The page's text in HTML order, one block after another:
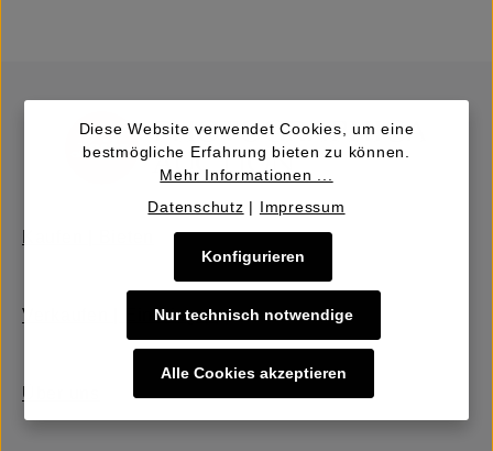
Verkaufen | Einbringen
Über uns
Diese Website verwendet Cookies, um eine
bestmögliche Erfahrung bieten zu können.
Mehr Informationen ...
Datenschutz | Impressum
Nur technisch notwendige
Konfigurieren
Alle Cookies akzeptieren